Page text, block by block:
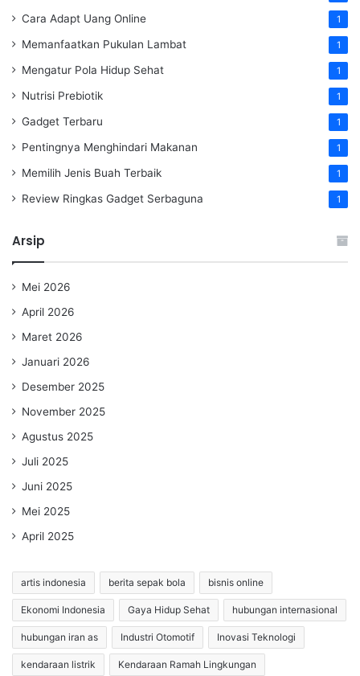
Cara Adapt Uang Online 1
Memanfaatkan Pukulan Lambat 1
Mengatur Pola Hidup Sehat 1
Nutrisi Prebiotik 1
Gadget Terbaru 1
Pentingnya Menghindari Makanan 1
Memilih Jenis Buah Terbaik 1
Review Ringkas Gadget Serbaguna 1
Arsip
Mei 2026
April 2026
Maret 2026
Januari 2026
Desember 2025
November 2025
Agustus 2025
Juli 2025
Juni 2025
Mei 2025
April 2025
artis indonesia berita sepak bola bisnis online
Ekonomi Indonesia Gaya Hidup Sehat hubungan internasional
hubungan iran as Industri Otomotif Inovasi Teknologi
kendaraan listrik Kendaraan Ramah Lingkungan